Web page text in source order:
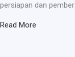
persiapan dan
Read More